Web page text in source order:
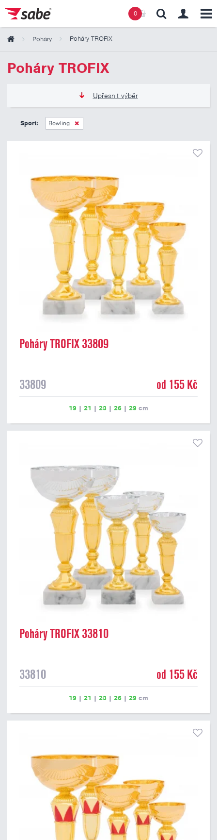
0
Poháry Poháry TROFIX
Poháry TROFIX
Upřesnit výběr
155 Kč
Sport: Bowling
Poháry TROFIX 33809
33809 od 155 Kč
19 | 21 | 23 | 26 | 29 cm
Poháry TROFIX 33810
33810 od 155 Kč
19 | 21 | 23 | 26 | 29 cm
Obsah košíku